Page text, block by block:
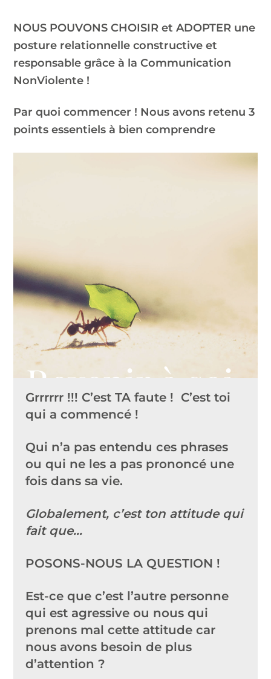
NOUS POUVONS CHOISIR et ADOPTER une
posture relationnelle constructive et
responsable grâce à la Communication
NonViolente !
Par quoi commencer ! Nous avons retenu 3
points essentiels à bien comprendre
Revenir à soi
Grrrrrr !!! C’est TA faute ! C’est toi
qui a commencé !
Qui n’a pas entendu ces phrases
ou qui ne les a pas prononcé une
fois dans sa vie.
Globalement, c’est ton attitude qui
fait que…
POSONS-NOUS LA QUESTION !
Est-ce que c’est l’autre personne
qui est agressive ou nous qui
prenons mal cette attitude car
nous avons besoin de plus
d’attention ?